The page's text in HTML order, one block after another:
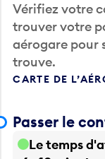
trouver votre
aérogare pour
trouve.
CARTE DE
Le temps
6 - 10 minutes